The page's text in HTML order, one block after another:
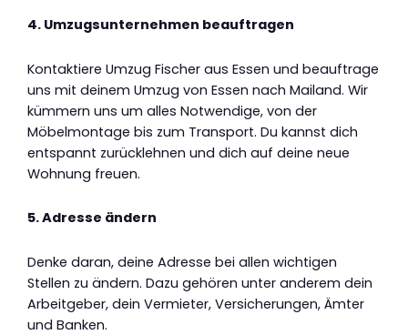
4. Umzugsunternehmen beauftragen
Kontaktiere Umzug Fischer aus Essen und beauftrage
uns mit deinem Umzug von Essen nach Mailand. Wir
kümmern uns um alles Notwendige, von der
Möbelmontage bis zum Transport. Du kannst dich
entspannt zurücklehnen und dich auf deine neue
Wohnung freuen.
5. Adresse ändern
Denke daran, deine Adresse bei allen wichtigen
Stellen zu ändern. Dazu gehören unter anderem dein
Arbeitgeber, dein Vermieter, Versicherungen, Ämter
und Banken.